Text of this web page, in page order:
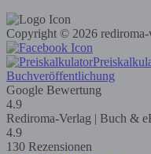
Copyright © 2026 rediroma-
Buchveröffentlichung
Google Bewertung
4.9
Rediroma-Verlag | Buch &
4.9
130 Rezensionen